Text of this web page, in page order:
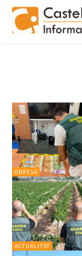
ORPESA
ACTUALITAT